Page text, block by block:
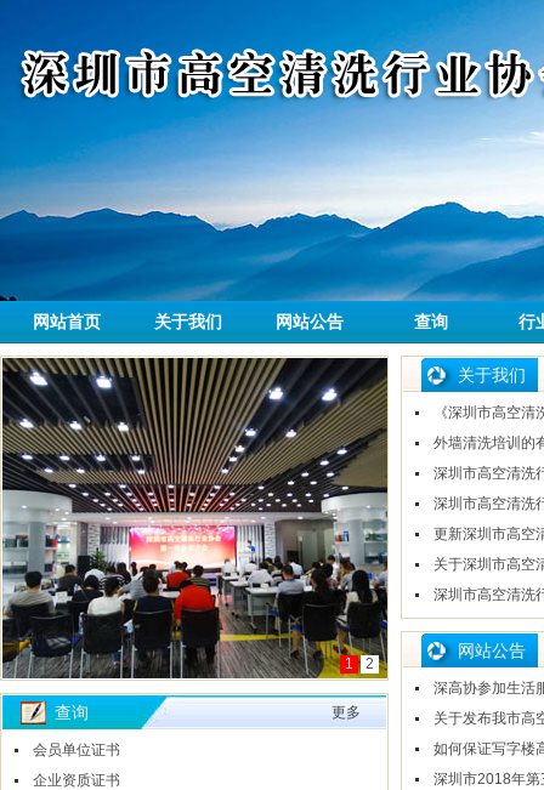
网站首页 关于我们 网站公告 查询 行
1 2
查询 更多
会员单位证书
企业资质证书
关于我们
《深圳市高空
外墙清洗培训的
深圳市高空清洗
深圳市高空清洗
更新深圳市高空
关于深圳市高空
深圳市高空清洗
网站公告
深高协参加生活
关于发布我市高
如何保证写字楼
深圳市2018年